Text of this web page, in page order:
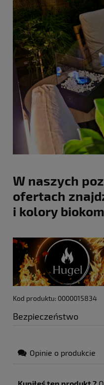
W naszych
ofertach
i kolory
Kod produktu: 0000015834
Bezpieczeństwo
Opinie o produkcie
Kupiłeś ten produkt ?